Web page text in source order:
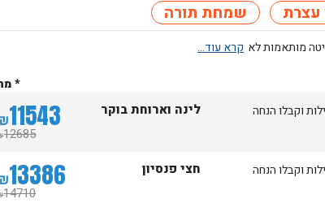
עצרת שמחת תורה
מותאמות לא
* מחיר ל 2
ארוכה - הזמינו עכשיו חופשה למינימום 5 לילות וקבלו הנחה
11543
12685
לינה וארוחת בוקר
ארוכה - הזמינו עכשיו חופשה למינימום 5 לילות וקבלו הנחה
13386
14710
חצי פנסיון